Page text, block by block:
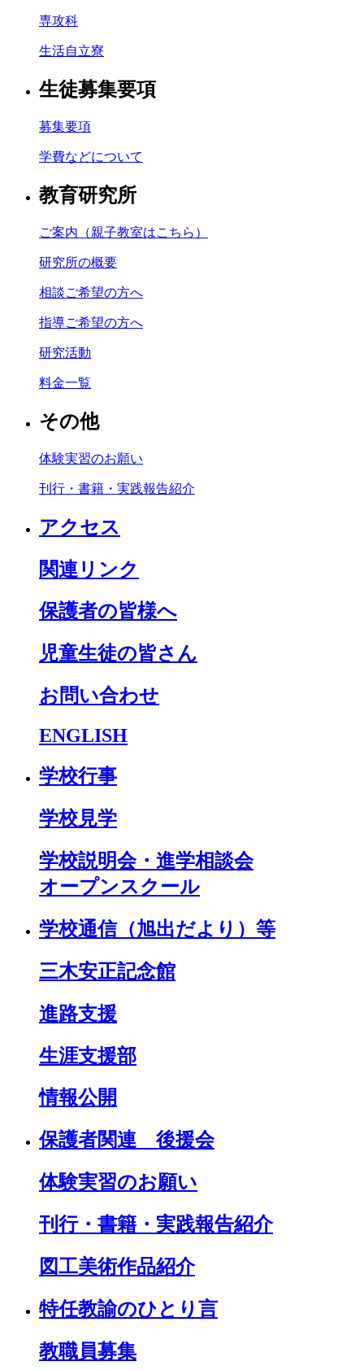
専攻科
生活自立寮
生徒募集要項
募集要項
学費などについて
教育研究所
ご案内（親子教室はこちら）
研究所の概要
相談ご希望の方へ
指導ご希望の方へ
研究活動
料金一覧
その他
体験実習のお願い
刊行・書籍・実践報告紹介
アクセス
関連リンク
保護者の皆様へ
児童生徒の皆さん
お問い合わせ
ENGLISH
学校行事
学校見学
学校説明会・進学相談会
オープンスクール
学校通信（旭出だより）等
三木安正記念館
進路支援
生涯支援部
情報公開
保護者関連 後援会
体験実習のお願い
刊行・書籍・実践報告紹介
図工美術作品紹介
特任教諭のひとり言
教職員募集